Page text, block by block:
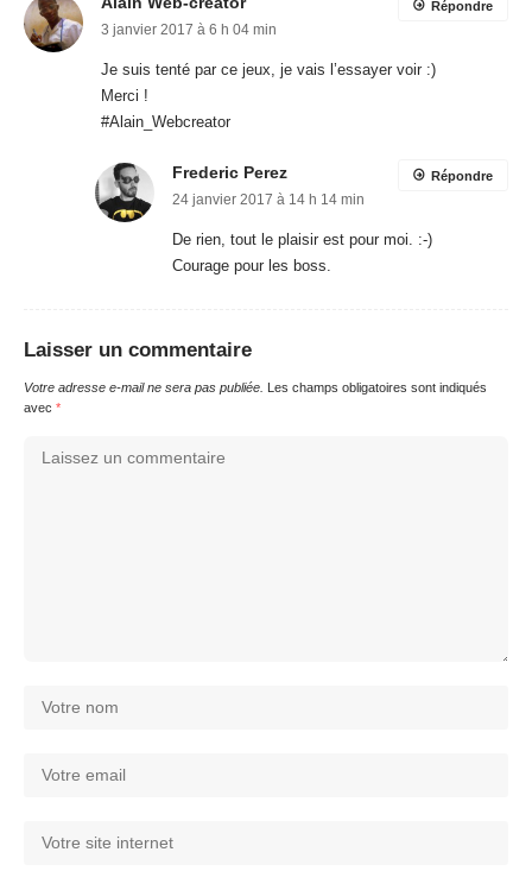
3 janvier 2017 à 6 h 04 min
Je suis tenté par ce jeux, je vais l’essayer voir :)
Merci !
#Alain_Webcreator
Répondre
Frederic Perez
24 janvier 2017 à 14 h 14 min
De rien, tout le plaisir est pour moi. :-)
Courage pour les boss.
Répondre
Laisser un commentaire
Votre adresse e-mail ne sera pas publiée. Les champs obligatoires sont indiqués
avec *